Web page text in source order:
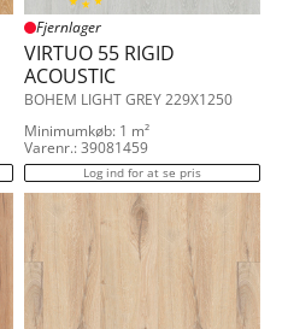
Click 2.22
2.60
3.11
3.34
3.35
3.36
3.46
3.76
3.82
4.18
Fjernlager
VIRTUO 55 RIGID
ACOUSTIC
BOHEM LIGHT GREY 229X1250
Minimumkøb: 1 m²
Varenr.: 39081459
Log ind for at se pris